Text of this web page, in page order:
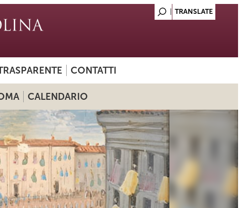
CONTATTI
CALENDARIO